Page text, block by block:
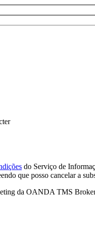
do Serviço de
que posso cancelar a
da OANDA TMS